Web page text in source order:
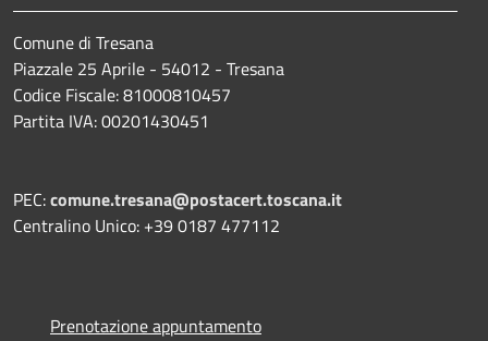
Comune di Tresana
Piazzale 25 Aprile - 54012 - Tresana
Codice Fiscale: 81000810457
Partita IVA: 00201430451
PEC:comune.tresana@postacert.toscana.it
Centralino Unico: +39 0187 477112
Prenotazione appuntamento